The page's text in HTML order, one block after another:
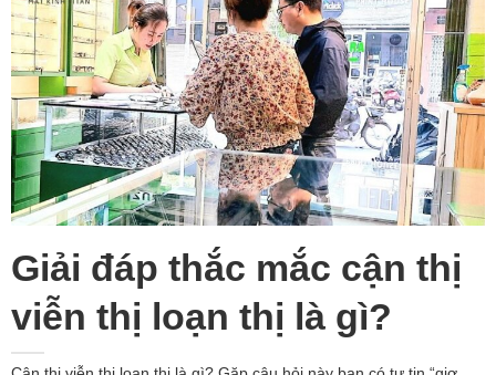
Giải đáp thắc mắc cận thị
viễn thị loạn thị là gì?